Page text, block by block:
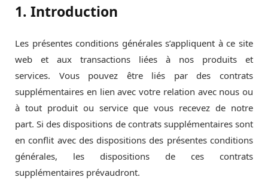
1. Introduction
Les présentes conditions générales s’appliquent à ce site
web et aux transactions liées à nos produits et
services. Vous pouvez être liés par des contrats
supplémentaires en lien avec votre relation avec nous ou
à tout produit ou service que vous recevez de notre
part. Si des dispositions de contrats supplémentaires sont
en conflit avec des dispositions des présentes conditions
générales, les dispositions de ces contrats
supplémentaires prévaudront.